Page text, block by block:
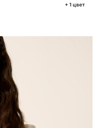
+ 1 цвет